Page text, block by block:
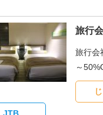
旅行
旅行会
～